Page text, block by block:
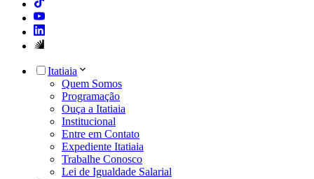
Itatiaia
Quem Somos
Programação
Ouça a Itatiaia
Institucional
Entre em Contato
Expediente Itatiaia
Trabalhe Conosco
Lei de Igualdade Salarial